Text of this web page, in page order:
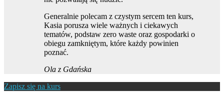
Generalnie polecam z czystym sercem ten kurs,
Kasia porusza wiele ważnych i ciekawych
tematów, podstaw zero waste oraz gospodarki o
obiegu zamkniętym, które każdy powinien
poznać.
Ola z Gdańska
Zapisz się na kurs